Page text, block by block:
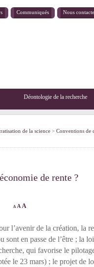
Communiqués Nous
Déontologie de la recherche
de la science > Conventions de
de rente ?
A A A
l’avenir de la création, la
sont en passe de l’être ; la
qui favorise le
le 23 mars) ; le projet de